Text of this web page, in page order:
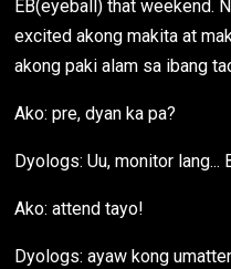
EB(eyeball) that weekend.
excited akong makita at
akong paki alam sa ibang
Ako: pre, dyan ka pa?
Dyologs: Uu, monitor lang...
Ako: attend tayo!
Dyologs: ayaw kong